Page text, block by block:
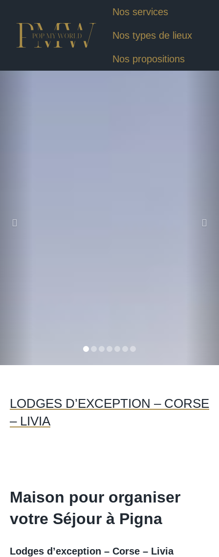
Nos services
Nos types de lieux
Nos propositions
LODGES D’EXCEPTION – CORSE
– LIVIA
Maison pour organiser
votre Séjour à Pigna
Lodges d’exception – Corse – Livia